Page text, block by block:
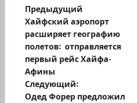
Н
а
в
и
г
Предыдущий
Хайфский аэропорт
расширяет географию
полетов: отправляется
первый рейс Хайфа-
Афины
Следующий:
Одед Форер предложил